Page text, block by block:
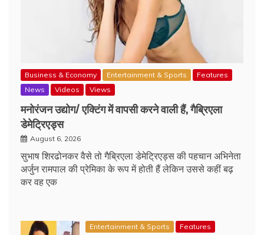
Business & Economy Entertainment & Sports
Features
News
Videos Views
मनोरंजन उद्योग/ एक्टिंग में वापसी करने वाली हैं, गैब्रिएला
डेमेट्रिएड्स
August 6, 2026
सुभाष शिरढोनकर वैसे तो गैब्रिएला डेमेट्रिएड्स की पहचान अभिनेता
अर्जुन रामपाल की प्रेमिका के रूप में होती हैं लेकिन उससे कहीं बढ़
कर वह एक
Entertainment & Sports
Features